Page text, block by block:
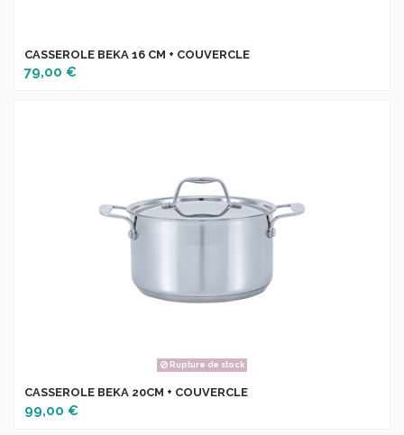
CASSEROLE BEKA 16 CM + COUVERCLE
79,00 €
Rupture de stock
CASSEROLE BEKA 20CM + COUVERCLE
99,00 €